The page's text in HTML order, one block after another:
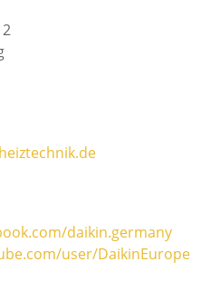
daikin.germany
user/DaikinEurope